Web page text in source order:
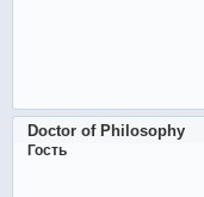
Doctor of Philosophy
Гость